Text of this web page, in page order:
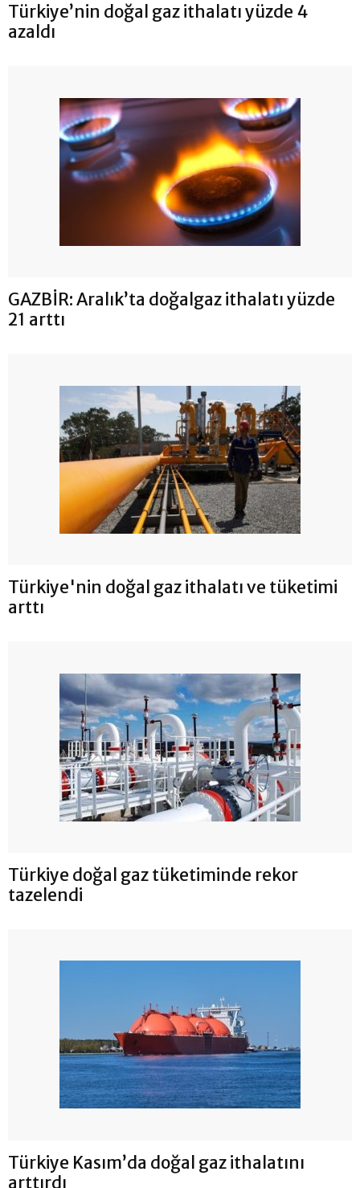
Türkiye’nin doğal gaz ithalatı yüzde 4
azaldı
GAZBİR: Aralık’ta doğalgaz ithalatı yüzde
21 arttı
Türkiye'nin doğal gaz ithalatı ve tüketimi
arttı
Türkiye doğal gaz tüketiminde rekor
tazelendi
Türkiye Kasım’da doğal gaz ithalatını
arttırdı